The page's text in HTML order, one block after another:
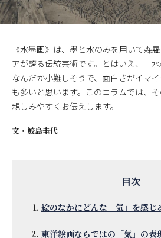
《水墨画》は、墨と水のみを用いて森
アが誇る伝統芸術です。とはいえ、「水
なんだか小難しそうで、面白さがイマ
も多いと思います。このコラムでは、そ
親しみやすくお伝えします。
文・ 鮫島圭代
絵のなかにどんな「気」を感じ
東洋絵画ならではの「気」の表